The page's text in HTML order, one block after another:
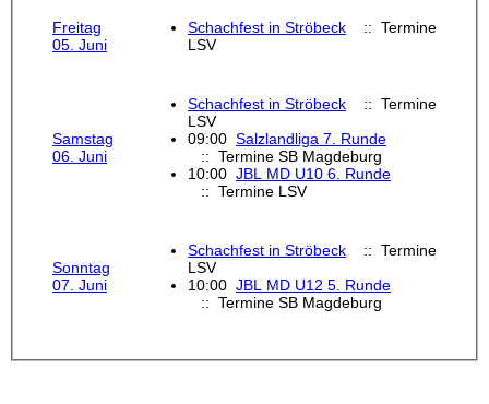
Freitag
05. Juni
Schachfest in Ströbeck
:: Termine
LSV
Samstag
06. Juni
Schachfest in Ströbeck
:: Termine
LSV
09:00 Salzlandliga 7. Runde
:: Termine SB Magdeburg
10:00 JBL MD U10 6. Runde
:: Termine LSV
Sonntag
07. Juni
Schachfest in Ströbeck
:: Termine
LSV
10:00 JBL MD U12 5. Runde
:: Termine SB Magdeburg